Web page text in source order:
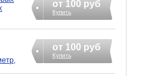
от 100 руб
Купить
от 100 руб
Купить